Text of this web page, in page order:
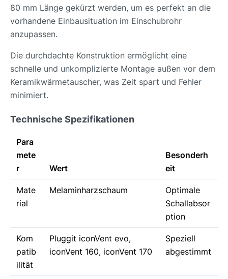
80 mm Länge gekürzt werden, um es perfekt an die
vorhandene Einbausituation im Einschubrohr
anzupassen.
Die durchdachte Konstruktion ermöglicht eine
schnelle und unkomplizierte Montage außen vor dem
Keramikwärmetauscher, was Zeit spart und Fehler
minimiert.
Technische Spezifikationen
Para
mete
r
Wert
Besonderh
eit
Mate
rial
Melaminharzschaum
Optimale
Schallabsor
ption
Kom
patib
ilität
Pluggit iconVent evo,
iconVent 160, iconVent 170
Speziell
abgestimmt